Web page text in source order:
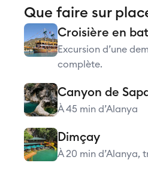
Que faire sur
Croisière en
Excursion d’une
complète.
Canyon de
À 45 min d’Alanya
Dimçay
À 20 min d’Alanya,